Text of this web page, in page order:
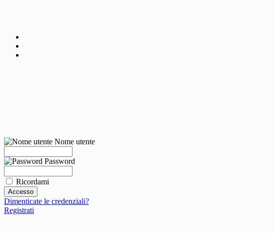
Nome utente
Password
Ricordami
Dimenticate le credenziali?
Registrati